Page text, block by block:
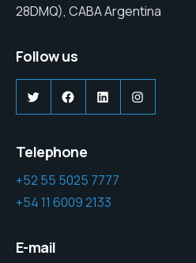
28DMQ), CABA Argentina
Follow us
TwitterFacebook
LinkedInInstagram
Telephone
+52 55 5025 7777
+54 11 6009 2133
E-mail